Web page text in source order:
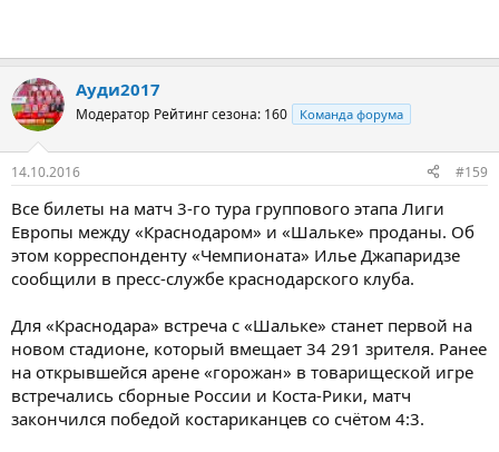
Ауди2017
Модератор Рейтинг сезона: 160 Команда форума
14.10.2016 #159
Все билеты на матч 3-го тура группового этапа Лиги
Европы между «Краснодаром» и «Шальке» проданы. Об
этом корреспонденту «Чемпионата» Илье Джапаридзе
сообщили в пресс-службе краснодарского клуба.
Для «Краснодара» встреча с «Шальке» станет первой на
новом стадионе, который вмещает 34 291 зрителя. Ранее
на открывшейся арене «горожан» в товарищеской игре
встречались сборные России и Коста-Рики, матч
закончился победой костариканцев со счётом 4:3.